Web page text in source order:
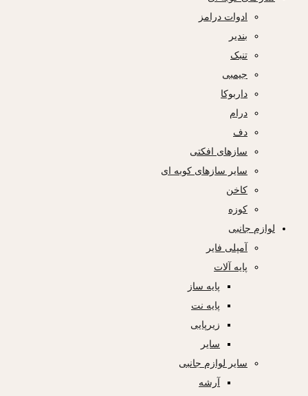
ادوات درامز
بندیر
تنبک
جیمبی
داربوکا
درام
دف
سازهای افکتی
سایر سازهای کوبه ای
کاخن
کوزه
لوازم جانبی
آمپلی فایر
پایه آلات
پایه ساز
پایه نت
زیرپایی
سایر
سایر لوازم جانبی
آرشه